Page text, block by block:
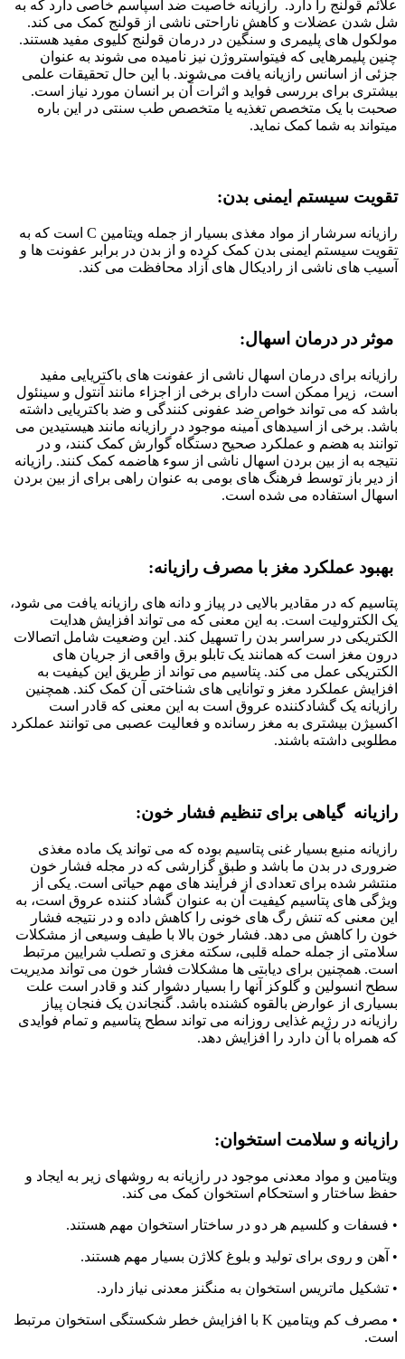
علائم قولنج را دارد. رازیانه خاصیت ضد اسپاسم خاصی دارد که به
شل شدن عضلات و کاهش ناراحتی ناشی از قولنج کمک می کند.
مولکول های پلیمری و سنگین در درمان قولنج کلیوی مفید هستند.
چنین پلیمرهایی که فیتواستروژن نیز نامیده می شوند به عنوان
جزئی از اسانس رازیانه یافت می‌شوند. با این حال تحقیقات علمی
بیشتری برای بررسی فواید و اثرات آن بر انسان مورد نیاز است.
صحبت با یک متخصص تغذیه یا متخصص طب سنتی در این باره
میتواند به شما کمک نماید.
تقویت سیستم ایمنی بدن:
رازیانه سرشار از مواد مغذی بسیار از جمله ویتامین C است که به
تقویت سیستم ایمنی بدن کمک کرده و از بدن در برابر عفونت ها و
آسیب های ناشی از رادیکال های آزاد محافظت می کند.
موثر در درمان اسهال:
رازیانه برای درمان اسهال ناشی از عفونت های باکتریایی مفید
است، زیرا ممکن است دارای برخی از اجزاء مانند آنتول و سینئول
باشد که می تواند خواص ضد عفونی کنندگی و ضد باکتریایی داشته
باشد. برخی از اسیدهای آمینه موجود در رازیانه مانند هیستیدین می
توانند به هضم و عملکرد صحیح دستگاه گوارش کمک کنند، و در
نتیجه به از بین بردن اسهال ناشی از سوء هاضمه کمک کنند. رازیانه
از دیر باز توسط فرهنگ های بومی به عنوان راهی برای از بین بردن
اسهال استفاده می شده است.
بهبود عملکرد مغز با مصرف رازیانه:
پتاسیم که در مقادیر بالایی در پیاز و دانه های رازیانه یافت می شود،
یک الکترولیت است. به این معنی که می تواند افزایش هدایت
الکتریکی در سراسر بدن را تسهیل کند. این وضعیت شامل اتصالات
درون مغز است که همانند یک تابلو برق واقعی از جریان های
الکتریکی عمل می کند. پتاسیم می تواند از طریق این کیفیت به
افزایش عملکرد مغز و توانایی های شناختی آن کمک کند. همچنین
رازیانه یک گشادکننده عروق است به این معنی که قادر است
اکسیژن بیشتری به مغز رسانده و فعالیت عصبی می توانند عملکرد
مطلوبی داشته باشند.
رازیانه گیاهی برای تنظیم فشار خون:
رازیانه منبع بسیار غنی پتاسیم بوده که می تواند یک ماده مغذی
ضروری در بدن ما باشد و طبق گزارشی که در مجله فشار خون
منتشر شده برای تعدادی از فرآیند های مهم حیاتی است. یکی از
ویژگی های پتاسیم کیفیت آن به عنوان گشاد کننده عروق است، به
این معنی که تنش رگ های خونی را کاهش داده و در نتیجه فشار
خون را کاهش می دهد. فشار خون بالا با طیف وسیعی از مشکلات
سلامتی از جمله حمله قلبی، سکته مغزی و تصلب شرایین مرتبط
است. همچنین برای دیابتی ها مشکلات فشار خون می تواند مدیریت
سطح انسولین و گلوکز آنها را بسیار دشوار کند و قادر است علت
بسیاری از عوارض بالقوه کشنده باشد. گنجاندن یک فنجان پیاز
رازیانه در رژیم غذایی روزانه می تواند سطح پتاسیم و تمام فوایدی
که همراه با آن دارد را افزایش دهد.
رازیانه و سلامت استخوان:
ویتامین و مواد معدنی موجود در رازیانه به روشهای زیر به ایجاد و
حفظ ساختار و استحکام استخوان کمک می کند.
• فسفات و کلسیم هر دو در ساختار استخوان مهم هستند.
• آهن و روی برای تولید و بلوغ کلاژن بسیار مهم هستند.
• تشکیل ماتریس استخوان به منگنز معدنی نیاز دارد.
• مصرف کم ویتامین K با افزایش خطر شکستگی استخوان مرتبط
است.